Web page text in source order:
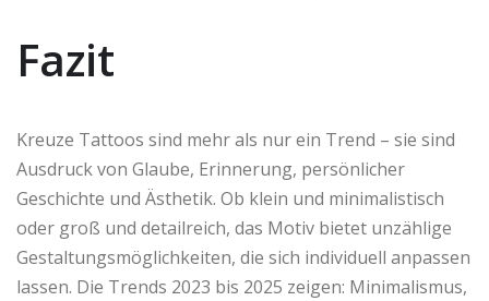
Fazit
Kreuze Tattoos sind mehr als nur ein Trend – sie sind
Ausdruck von Glaube, Erinnerung, persönlicher
Geschichte und Ästhetik. Ob klein und minimalistisch
oder groß und detailreich, das Motiv bietet unzählige
Gestaltungsmöglichkeiten, die sich individuell anpassen
lassen. Die Trends 2023 bis 2025 zeigen: Minimalismus,